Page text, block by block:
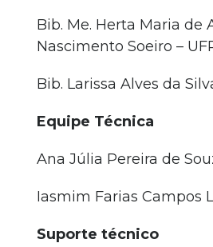
Bib. Me. Herta Maria de
Nascimento Soeiro –
Bib. Larissa Alves da
Equipe Técnica
Ana Júlia Pereira de
Iasmim Farias Campos
Suporte técnico